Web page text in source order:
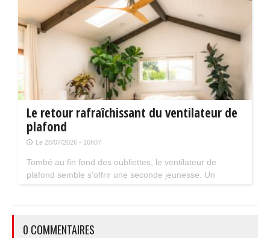
Le retour rafraîchissant du ventilateur de
plafond
Le 28/07/2026 - 16h07
Tombé au fin fond des oubliettes, le ventilateur de
plafond semble s'offrir une seconde jeunesse. Un
0 COMMENTAIRES